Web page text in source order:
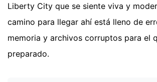
Liberty City que se siente viva y
camino para llegar ahí está lleno de
memoria y archivos corruptos para el
preparado.